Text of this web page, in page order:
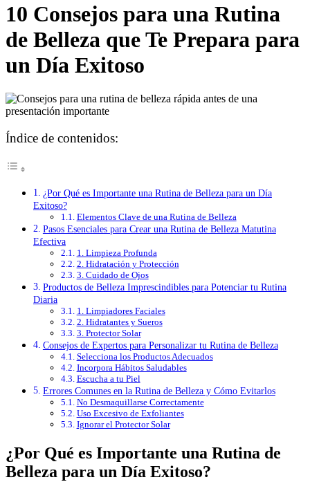
10 Consejos para una Rutina
de Belleza que Te Prepara para
un Día Exitoso
Índice de contenidos:
¿Por Qué es Importante una Rutina de Belleza para un Día
Exitoso?
Elementos Clave de una Rutina de Belleza
Pasos Esenciales para Crear una Rutina de Belleza Matutina
Efectiva
1. Limpieza Profunda
2. Hidratación y Protección
3. Cuidado de Ojos
Productos de Belleza Imprescindibles para Potenciar tu Rutina
Diaria
1. Limpiadores Faciales
2. Hidratantes y Sueros
3. Protector Solar
Consejos de Expertos para Personalizar tu Rutina de Belleza
Selecciona los Productos Adecuados
Incorpora Hábitos Saludables
Escucha a tu Piel
Errores Comunes en la Rutina de Belleza y Cómo Evitarlos
No Desmaquillarse Correctamente
Uso Excesivo de Exfoliantes
Ignorar el Protector Solar
¿Por Qué es Importante una Rutina de
Belleza para un Día Exitoso?